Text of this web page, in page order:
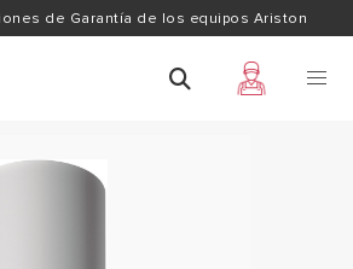
de Garantía de los equipos Ariston